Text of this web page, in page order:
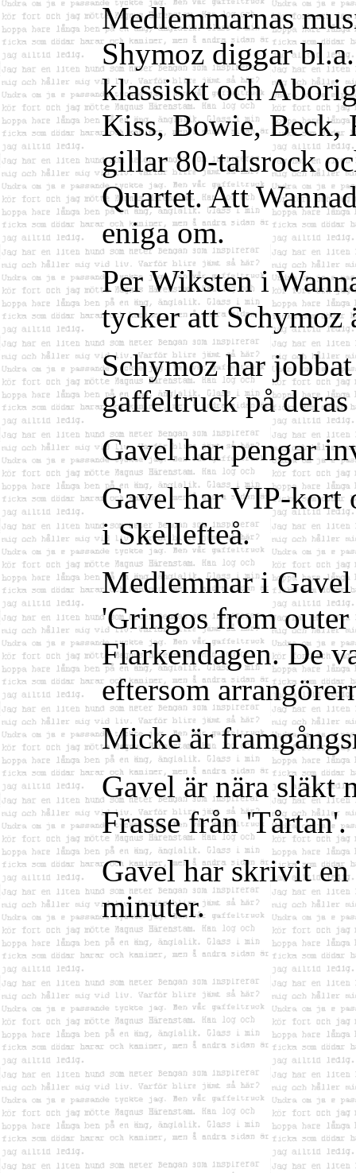
Medlemmarnas
Shymoz diggar
klassiskt och
Kiss, Bowie, Beck,
gillar 80-talsrock
Quartet. Att
eniga om.
Per Wiksten i
tycker att Schymoz
Schymoz har
gaffeltruck på deras
Gavel har pengar
Gavel har VIP-kort
i Skellefteå.
Medlemmar i
'Gringos from outer
Flarkendagen. De
eftersom
Micke är
Gavel är nära släkt
Frasse från 'Tårtan'.
Gavel har skrivit
minuter.